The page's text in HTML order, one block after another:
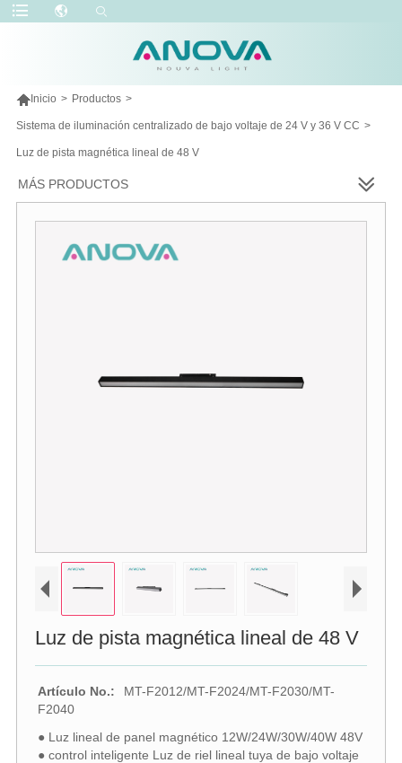
Inicio > Productos >
Sistema de iluminación centralizado de bajo voltaje de 24 V y 36 V CC >
Luz de pista magnética lineal de 48 V
MÁS PRODUCTOS
Luz de pista magnética lineal de 48 V
Artículo No.:
MT-F2012/MT-F2024/MT-F2030/MT-
F2040
● Luz lineal de panel magnético 12W/24W/30W/40W 48V
● control inteligente Luz de riel lineal tuya de bajo voltaje